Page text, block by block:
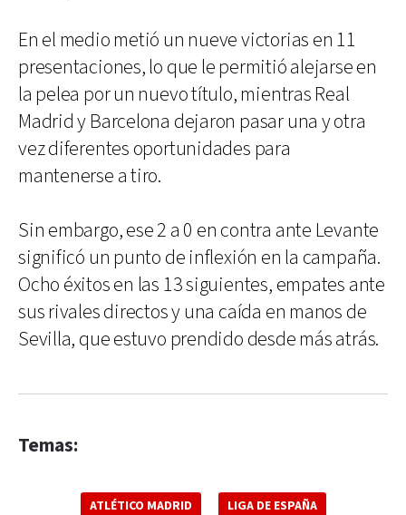
En el medio metió un nueve victorias en 11
presentaciones, lo que le permitió alejarse en
la pelea por un nuevo título, mientras Real
Madrid y Barcelona dejaron pasar una y otra
vez diferentes oportunidades para
mantenerse a tiro.
Sin embargo, ese 2 a 0 en contra ante Levante
significó un punto de inflexión en la campaña.
Ocho éxitos en las 13 siguientes, empates ante
sus rivales directos y una caída en manos de
Sevilla, que estuvo prendido desde más atrás.
Temas:
ATLÉTICO MADRID LIGA DE ESPAÑA